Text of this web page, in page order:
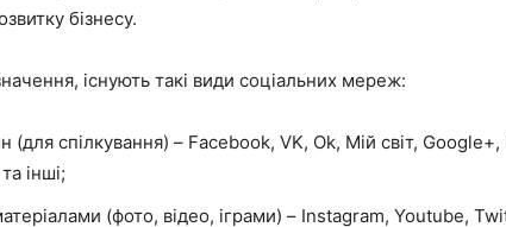
бізнесу.
існують такі види соціальних мереж:
(для спілкування) – Facebook, VK, Ok, Мій світ,
інші;
(фото, відео, іграми) – Instagram, Youtube,